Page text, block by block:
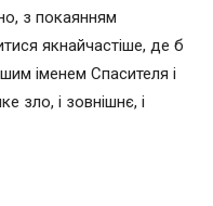
з покаянням
якнайчастіше, де б
іменем Спасителя і
зло, і зовнішнє, і